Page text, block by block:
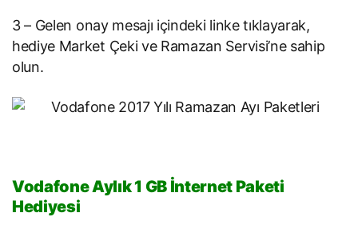
3 – Gelen onay mesajı içindeki linke tıklayarak,
hediye Market Çeki ve Ramazan Servisi’ne sahip
olun.
Vodafone Aylık 1 GB İnternet Paketi
Hediyesi